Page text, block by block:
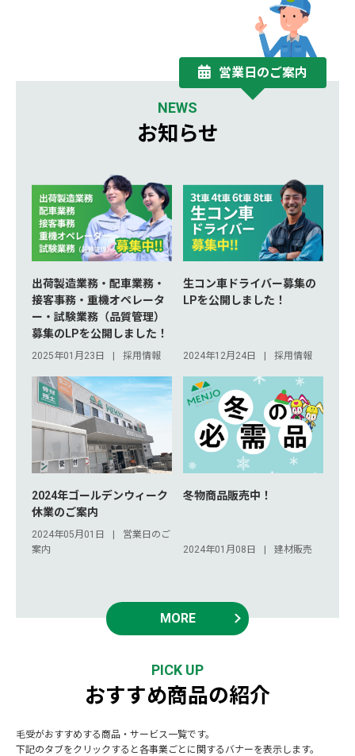
NEWS
お知らせ
出荷製造業務・配車業務・
接客事務・重機オペレータ
ー・試験業務（品質管理）
募集のLPを公開しました！
2025年01月23日 採用情報
生コン車ドライバー募集の
LPを公開しました！
2024年12月24日 採用情報
2024年ゴールデンウィーク
休業のご案内
2024年05月01日
営業日のご
案内
冬物商品販売中！
2024年01月08日 建材販売
営業日のご案内
MORE
PICK UP
おすすめ商品の紹介
毛受がおすすめする商品・サービス一覧です。
下記のタブをクリックすると各事業ごとに関するバナーを表示します。